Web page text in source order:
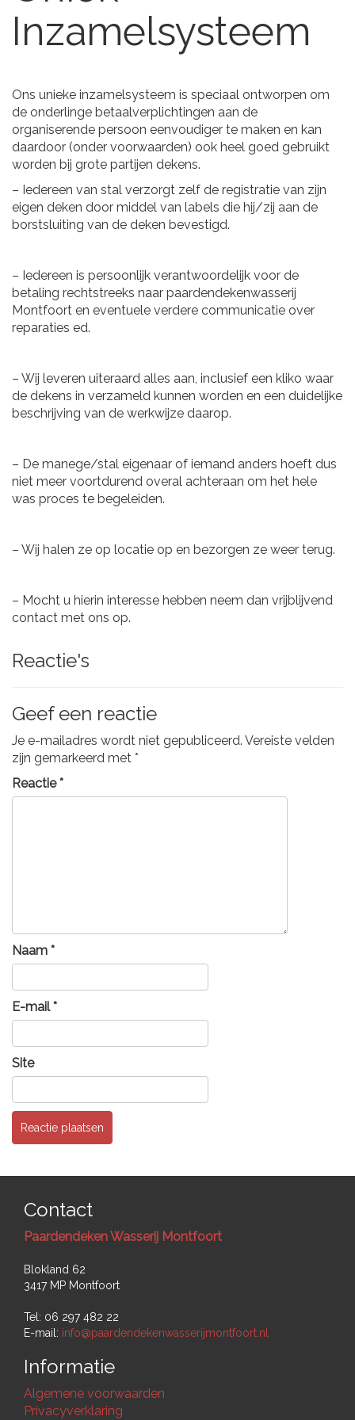
Inzamelsysteem
Ons unieke inzamelsysteem is speciaal ontworpen om
de onderlinge betaalverplichtingen aan de
organiserende persoon eenvoudiger te maken en kan
daardoor (onder voorwaarden) ook heel goed gebruikt
worden bij grote partijen dekens.
– Iedereen van stal verzorgt zelf de registratie van zijn
eigen deken door middel van labels die hij/zij aan de
borstsluiting van de deken bevestigd.
– Iedereen is persoonlijk verantwoordelijk voor de
betaling rechtstreeks naar paardendekenwasserij
Montfoort en eventuele verdere communicatie over
reparaties ed.
– Wij leveren uiteraard alles aan, inclusief een kliko waar
de dekens in verzameld kunnen worden en een duidelijke
beschrijving van de werkwijze daarop.
– De manege/stal eigenaar of iemand anders hoeft dus
niet meer voortdurend overal achteraan om het hele
was proces te begeleiden.
– Wij halen ze op locatie op en bezorgen ze weer terug.
– Mocht u hierin interesse hebben neem dan vrijblijvend
contact met ons op.
Reactie's
Geef een reactie
Je e-mailadres wordt niet gepubliceerd. Vereiste velden
zijn gemarkeerd met *
Reactie*
Naam *
E-mail*
Site
Contact
Paardendeken Wasserij Montfoort
Blokland 62
3417 MP Montfoort
Tel: 06 297 482 22
E-mail: info@paardendekenwasserijmontfoort.nl
Informatie
Algemene voorwaarden
Privacyverklaring